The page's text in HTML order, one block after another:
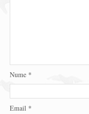
Nume *
Email *